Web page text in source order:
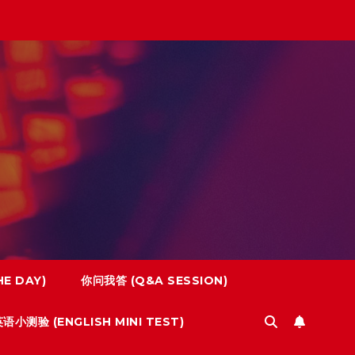
DAY) 你问我答 (Q&A SESSION)
语小测验 (ENGLISH MINI TEST)